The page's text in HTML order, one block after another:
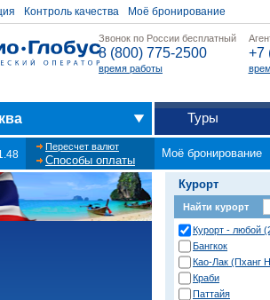
Контроль качества Моё бронирование
Звонок по России бесплатный
8 (800) 775-2500
время работы
+7
Туры
Пересчет валют
Способы оплаты
Моё бронирование
Курорт
Найти курорт
Курорт - любой
Бангкок
Као-Лак (Пханг
Краби
Паттайя